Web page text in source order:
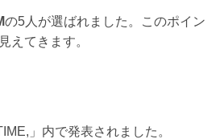
の5人が選ばれました。このポイン
えてきます。
」内で発表されました。